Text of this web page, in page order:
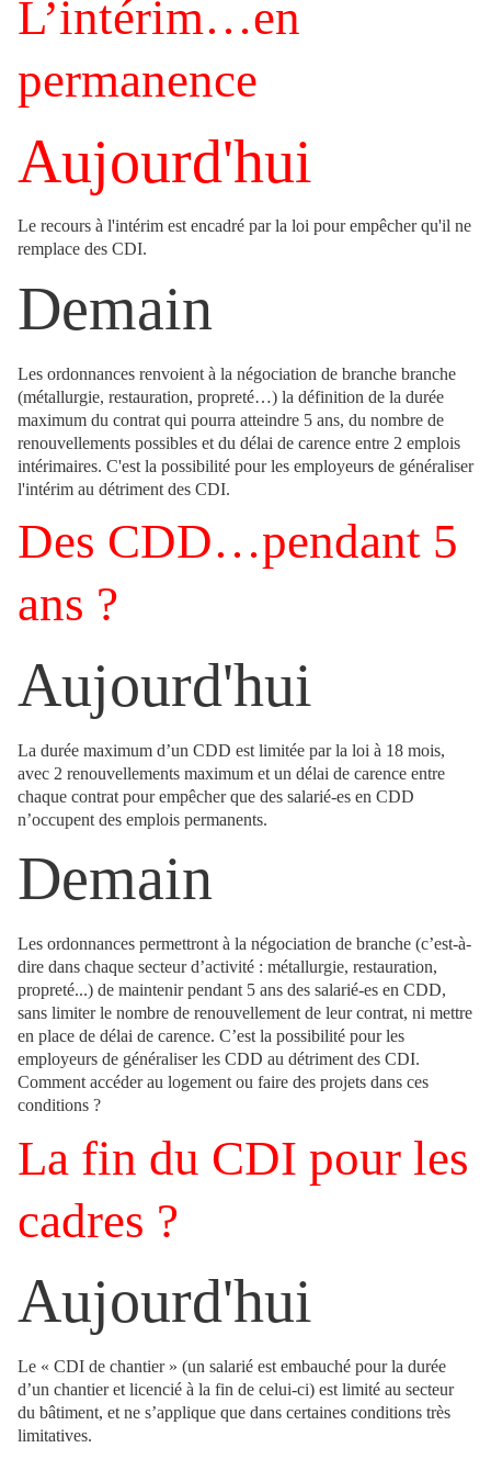
L’intérim…en
permanence
Aujourd'hui
Le recours à l'intérim est encadré par la loi pour empêcher qu'il ne
remplace des CDI.
Demain
Les ordonnances renvoient à la négociation de branche branche
(métallurgie, restauration, propreté…) la définition de la durée
maximum du contrat qui pourra atteindre 5 ans, du nombre de
renouvellements possibles et du délai de carence entre 2 emplois
intérimaires. C'est la possibilité pour les employeurs de généraliser
l'intérim au détriment des CDI.
Des CDD…pendant 5
ans ?
Aujourd'hui
La durée maximum d’un CDD est limitée par la loi à 18 mois,
avec 2 renouvellements maximum et un délai de carence entre
chaque contrat pour empêcher que des salarié-es en CDD
n’occupent des emplois permanents.
Demain
Les ordonnances permettront à la négociation de branche (c’est-à-
dire dans chaque secteur d’activité : métallurgie, restauration,
propreté...) de maintenir pendant 5 ans des salarié-es en CDD,
sans limiter le nombre de renouvellement de leur contrat, ni mettre
en place de délai de carence. C’est la possibilité pour les
employeurs de généraliser les CDD au détriment des CDI.
Comment accéder au logement ou faire des projets dans ces
conditions ?
La fin du CDI pour les
cadres ?
Aujourd'hui
Le « CDI de chantier » (un salarié est embauché pour la durée
d’un chantier et licencié à la fin de celui-ci) est limité au secteur
du bâtiment, et ne s’applique que dans certaines conditions très
limitatives.